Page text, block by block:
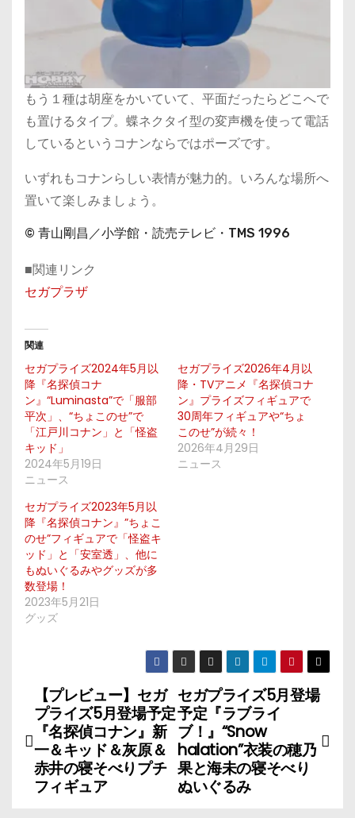
もう１種は胡座をかいていて、平面だったらどこへで
も置けるタイプ。蝶ネクタイ型の変声機を使って電話
しているというコナンならではポーズです。
いずれもコナンらしい表情が魅力的。いろんな場所へ
置いて楽しみましょう。
© 青山剛昌／小学館・読売テレビ・TMS 1996
■関連リンク
セガプラザ
関連
セガプライズ2024年5月以
降『名探偵コナ
ン』“Luminasta”で「服部
平次」、“ちょこのせ”で
「江戸川コナン」と「怪盗
キッド」
2024年5月19日
ニュース
セガプライズ2026年4月以
降・TVアニメ『名探偵コナ
ン』プライズフィギュアで
30周年フィギュアや“ちょ
このせ”が続々！
2026年4月29日
ニュース
セガプライズ2023年5月以
降『名探偵コナン』”ちょこ
のせ”フィギュアで「怪盗キ
ッド」と「安室透」、他に
もぬいぐるみやグッズが多
数登場！
2023年5月21日
グッズ
投
稿
ナ
ビ
セガプライズ5月登場
予定『ラブライ
ブ！』“Snow
halation”衣装の穂乃
果と海未の寝そべり
ぬいぐるみ
【プレビュー】セガ
プライズ5月登場予定
『名探偵コナン』新
一＆キッド＆灰原＆
赤井の寝そべりプチ
フィギュア